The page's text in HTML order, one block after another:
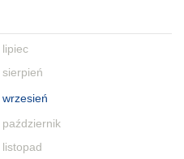
lipiec
sierpień
wrzesień
październik
listopad